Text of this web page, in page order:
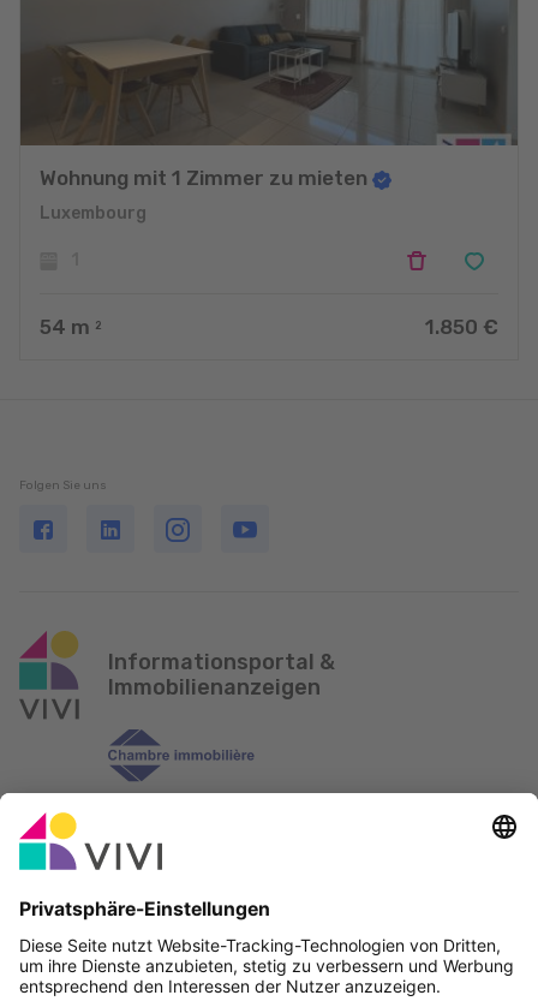
Wohnung mit 1 Zimmer zu mieten
Luxembourg
54 m 2 1.850 €
Folgen Sie uns
Informationsportal &
Immobilienanzeigen